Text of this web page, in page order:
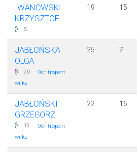
IWANOWSKI
KRZYSZTOF
5
19 15
JABŁOŃSKA
OLGA
20 · Ocr tropem
wilka
25 7
JABŁOŃSKI
GRZEGORZ
19 · Ocr tropem
wilka
22 16